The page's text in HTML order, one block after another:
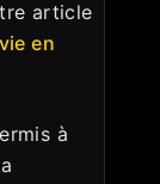
article
en
à